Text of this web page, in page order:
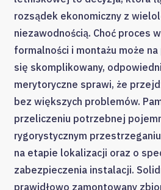
rozsądek ekonomiczny z
niezawodnością. Choć proces
formalności i montażu może
się skomplikowany,
merytoryczne sprawi, że
bez większych problemów.
przeliczeniu potrzebnej
rygorystycznym
na etapie lokalizacji oraz o
zabezpieczenia instalacji.
prawidłowo zamontowany